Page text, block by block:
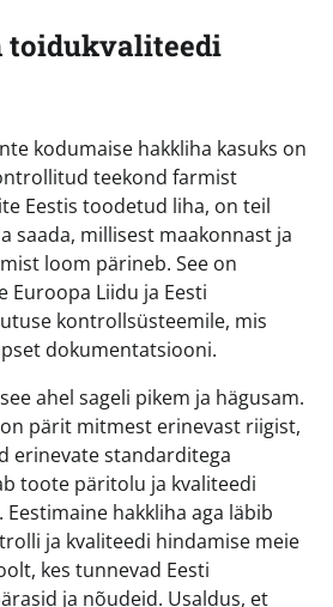
toidukvaliteedi
kodumaise hakkliha kasuks on
teekond farmist
Eestis toodetud liha, on teil
saada, millisest maakonnast ja
loom pärineb. See on
Euroopa Liidu ja Eesti
kontrollsüsteemile, mis
dokumentatsiooni.
ahel sageli pikem ja hägusam.
pärit mitmest erinevast riigist,
erinevate standarditega
toote päritolu ja kvaliteedi
hakkliha aga läbib
ja kvaliteedi hindamise meie
kes tunnevad Eesti
ja nõudeid. Usaldus, et